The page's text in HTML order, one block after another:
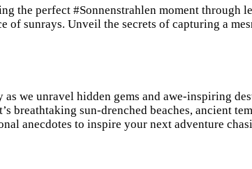
the perfect #Sonnenstrahlen moment through
of sunrays. Unveil the secrets of capturing a
we unravel hidden gems and awe-inspiring
breathtaking sun-drenched beaches, ancient
anecdotes to inspire your next adventure